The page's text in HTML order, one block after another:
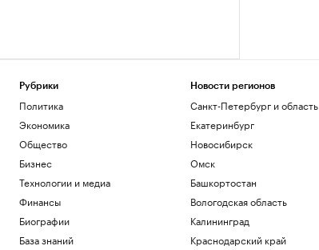
Рубрики
Политика
Экономика
Общество
Бизнес
Технологии и медиа
Финансы
Биографии
База знаний
Новости регионов
Санкт-Петербург и область
Екатеринбург
Новосибирск
Омск
Башкортостан
Вологодская область
Калининград
Краснодарский край